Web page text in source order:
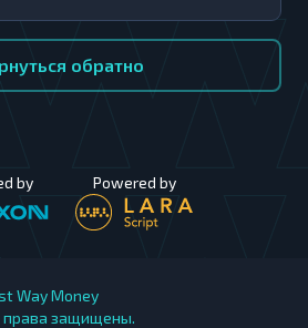
обратно
by Powered by
Way Money
права защищены.